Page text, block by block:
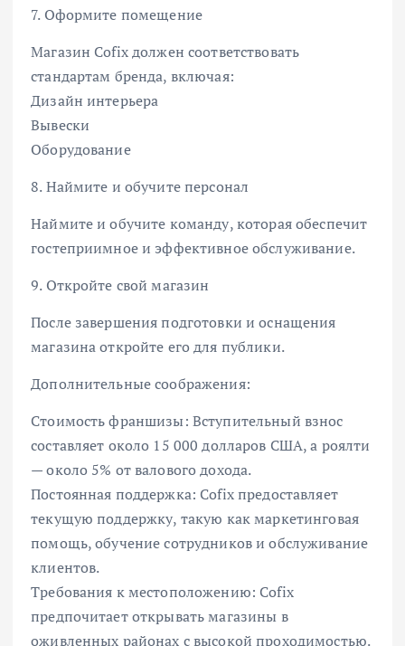
7. Оформите помещение
Магазин Cofix должен соответствовать
стандартам бренда, включая:
Дизайн интерьера
Вывески
Оборудование
8. Наймите и обучите персонал
Наймите и обучите команду, которая обеспечит
гостеприимное и эффективное обслуживание.
9. Откройте свой магазин
После завершения подготовки и оснащения
магазина откройте его для публики.
Дополнительные соображения:
Стоимость франшизы: Вступительный взнос
составляет около 15 000 долларов США, а роялти
— около 5% от валового дохода.
Постоянная поддержка: Cofix предоставляет
текущую поддержку, такую как маркетинговая
помощь, обучение сотрудников и обслуживание
клиентов.
Требования к местоположению: Cofix
предпочитает открывать магазины в
оживленных районах с высокой проходимостью.